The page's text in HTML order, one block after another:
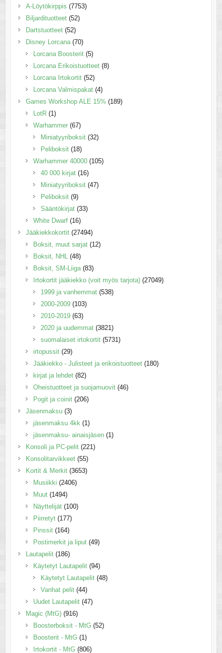
A-Löytökirppis (7753)
Biljardituotteet (52)
Dartstuotteet (52)
Disney Lorcana (70)
Lorcana Boosterit (5)
Lorcana Erikoistuotteet (8)
Lorcana Irtokortit (52)
Lorcana Valmispakat (4)
Games Workshop ALE 15% (189)
LotR (1)
Warhammer (67)
Miniatyyriboksit (32)
Peliboksit (18)
Warhammer 40000 (105)
40 000 kirjat (16)
Miniatyyriboksit (47)
Peliboksit (9)
Sääntökirjat (33)
White Dwarf (16)
Jääkiekkokortit (27494)
Boksit, muut sarjat (12)
Boksit, NHL (48)
Boksit, SM-Liiga (83)
Irtokortit jääkiekko (voit myös tarjota) (27049)
1999 ja vanhemmat (538)
2000-2009 (103)
2010-2019 (63)
2020 ja uudemmat (3821)
suomalaiset irtokortit (5731)
irtopussit (29)
Jääkiekko - Julisteet ja erikoistuotteet (180)
kirjat ja lehdet (82)
Oheistuotteet ja suojamuovit (46)
Pogit ja coinit (206)
Jäsenmaksu (3)
jäsenmaksu 4kk (1)
jäsenmaksu- ainaisjäsen (1)
Konsoli ja PC-pelit (221)
Konsolitarvikkeet (55)
Kortit & Merkit (3653)
Musiikki (2406)
Muut (1494)
Näyttelijät (100)
Piirretyt (177)
Pinssit (164)
Postimerkit ja liput (49)
Lautapelit (186)
Käytetyt Lautapelit (94)
Käytetyt Lautapelit (48)
Vanhat pelit (44)
Uudet Lautapelit (47)
Magic (MtG) (916)
Boosterboksit - MtG (52)
Boosterit - MtG (1)
Irtokortit - MtG (806)